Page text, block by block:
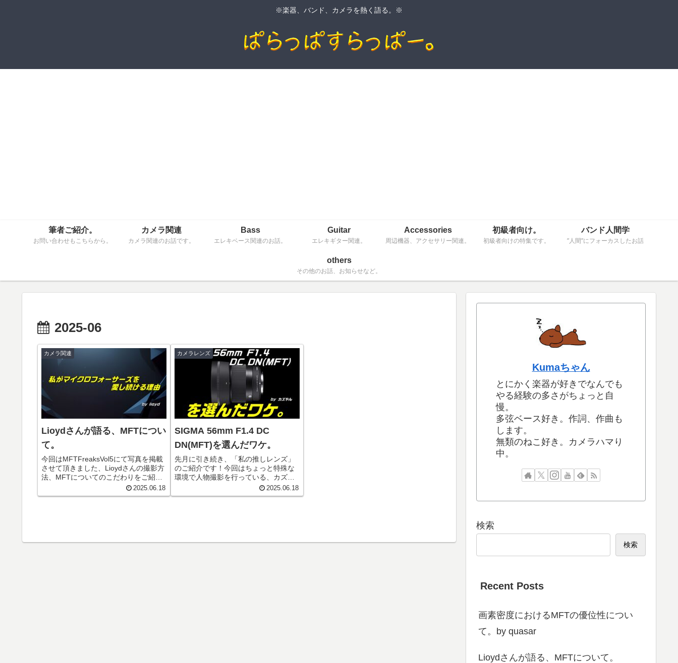
※楽器、バンド、カメラを熱く語る。※
筆者ご紹介。
お問い合わせもこちらから。
カメラ関連
カメラ関連のお話です。
Bass
エレキベース関連のお話。
Guitar
エレキギター関連。
Accessories
周辺機器、アクセサリー関連。
初級者向け。
初級者向けの特集です。
バンド人間学
”人間”にフォーカスしたお話
others
その他のお話、お知らせなど。
2025-06
カメラ関連
Lioydさんが語る、MFTについ
て。
今回はMFTFreaksVol5にて写真を掲載
させて頂きました、Lioydさんの撮影方
法、MFTについてのこだわりをご紹介
します！ 掲載作品の撮影法。 ① 撮影
時に３枚の連続撮影をして手振れを抑
2025.06.18
カメラレンズ
SIGMA 56mm F1.4 DC
DN(MFT)を選んだワケ。
先月に引き続き、「私の推しレンズ」
のご紹介です！今回はちょっと特殊な
環境で人物撮影を行っている、カズや
んさんからのご紹介です！最後まで読
んで、レンズ選びの参考にして頂ける
2025.06.18
Kumaちゃん
とにかく楽器が好きでなんでも
やる経験の多さがちょっと自
慢。
多弦ベース好き。作詞、作曲も
します。
無類のねこ好き。カメラハマり
中。
検索
検索
Recent Posts
画素密度におけるMFTの優位性につい
て。by quasar
Lioydさんが語る、MFTについて。